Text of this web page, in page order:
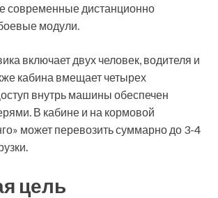
современные дистанционно
модули.
включает двух человек, водителя и
кабина вмещает четырех
внутрь машины обеспечен
В кабине и на кормовой
может перевозить суммарно до 3-4
цель